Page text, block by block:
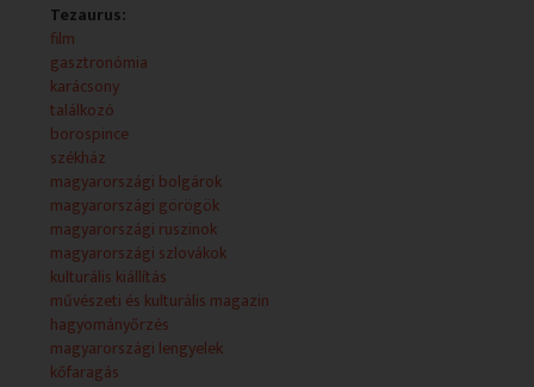
Tezaurus:
film
gasztronómia
karácsony
találkozó
borospince
székház
magyarországi bolgárok
magyarországi görögök
magyarországi ruszinok
magyarországi szlovákok
kulturális kiállítás
művészeti és kulturális magazin
hagyományőrzés
magyarországi lengyelek
kőfaragás